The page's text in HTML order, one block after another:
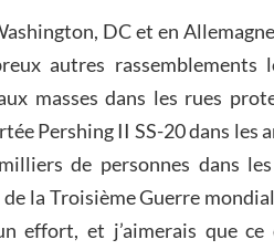
DC et en
autres rassemblements
masses dans les rues
Pershing II SS-20 dans les
de personnes dans
la Troisième Guerre
effort, et j’aimerais que ce